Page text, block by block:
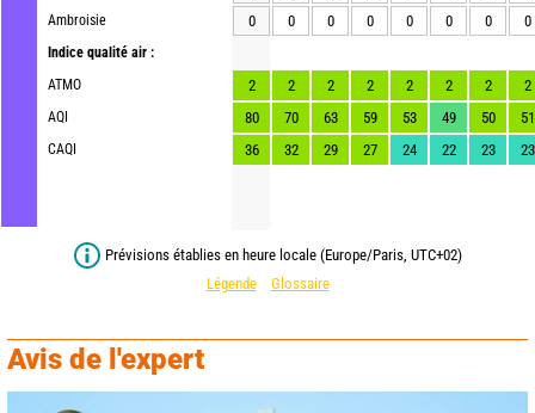
Ambroisie
Indice qualité air :
ATMO
AQI
CAQI
0
0 0 0 0 0 0 0
2 2 2 2 2 2 2
2
80
70 63 59 53 49 50
51
36
32 29 27 24 22 23 23
Prévisions établies en heure locale (Europe/Paris, UTC+02)
Légende
Glossaire
Avis de l'expert